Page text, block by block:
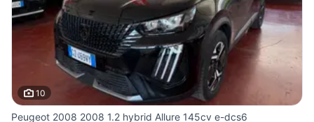
10
Peugeot 2008 2008 1.2 hybrid Allure 145cv e-dcs6